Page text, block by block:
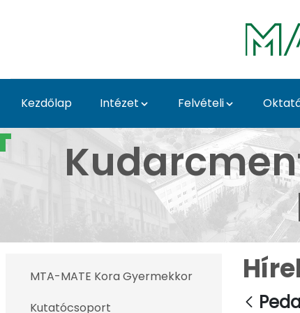
Kezdőlap Intézet Felvételi
Pedagógus
MTA-MATE Kora Gyermekkor
Kutatócsoport